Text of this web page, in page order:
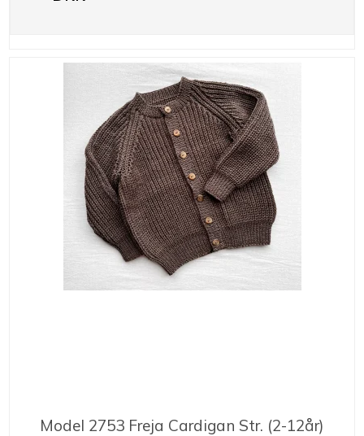
Model 2753 Freja Cardigan Str. (2-12år)